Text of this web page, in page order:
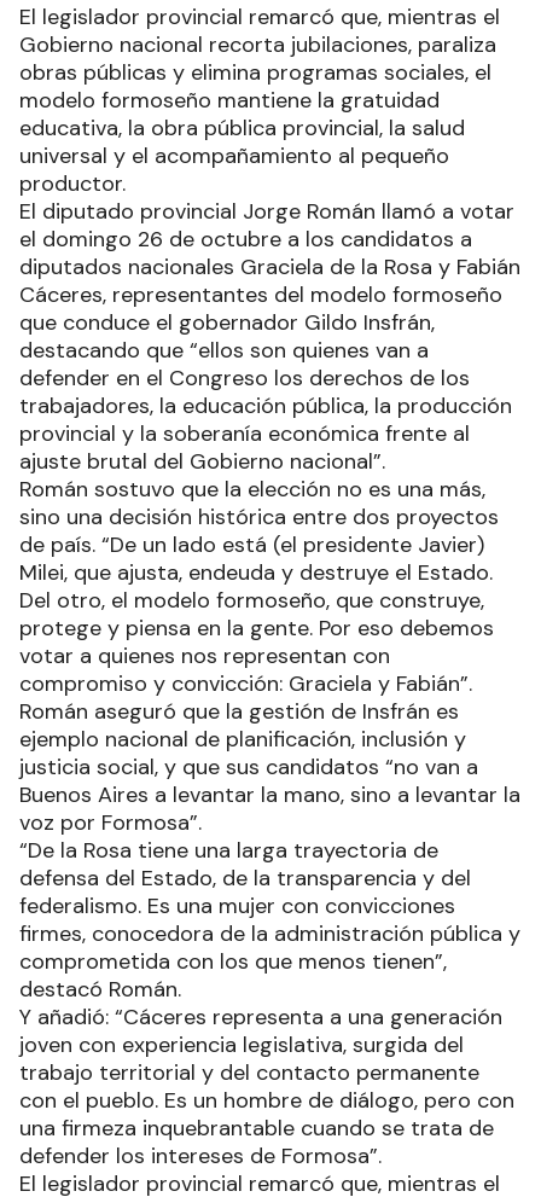
El legislador provincial remarcó que, mientras el
Gobierno nacional recorta jubilaciones, paraliza
obras públicas y elimina programas sociales, el
modelo formoseño mantiene la gratuidad
educativa, la obra pública provincial, la salud
universal y el acompañamiento al pequeño
productor.
El diputado provincial Jorge Román llamó a votar
el domingo 26 de octubre a los candidatos a
diputados nacionales Graciela de la Rosa y Fabián
Cáceres, representantes del modelo formoseño
que conduce el gobernador Gildo Insfrán,
destacando que “ellos son quienes van a
defender en el Congreso los derechos de los
trabajadores, la educación pública, la producción
provincial y la soberanía económica frente al
ajuste brutal del Gobierno nacional”.
Román sostuvo que la elección no es una más,
sino una decisión histórica entre dos proyectos
de país. “De un lado está (el presidente Javier)
Milei, que ajusta, endeuda y destruye el Estado.
Del otro, el modelo formoseño, que construye,
protege y piensa en la gente. Por eso debemos
votar a quienes nos representan con
compromiso y convicción: Graciela y Fabián”.
Román aseguró que la gestión de Insfrán es
ejemplo nacional de planificación, inclusión y
justicia social, y que sus candidatos “no van a
Buenos Aires a levantar la mano, sino a levantar la
voz por Formosa”.
“De la Rosa tiene una larga trayectoria de
defensa del Estado, de la transparencia y del
federalismo. Es una mujer con convicciones
firmes, conocedora de la administración pública y
comprometida con los que menos tienen”,
destacó Román.
Y añadió: “Cáceres representa a una generación
joven con experiencia legislativa, surgida del
trabajo territorial y del contacto permanente
con el pueblo. Es un hombre de diálogo, pero con
una firmeza inquebrantable cuando se trata de
defender los intereses de Formosa”.
El legislador provincial remarcó que, mientras el